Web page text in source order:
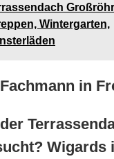
Wintergarten,
in
Wigards